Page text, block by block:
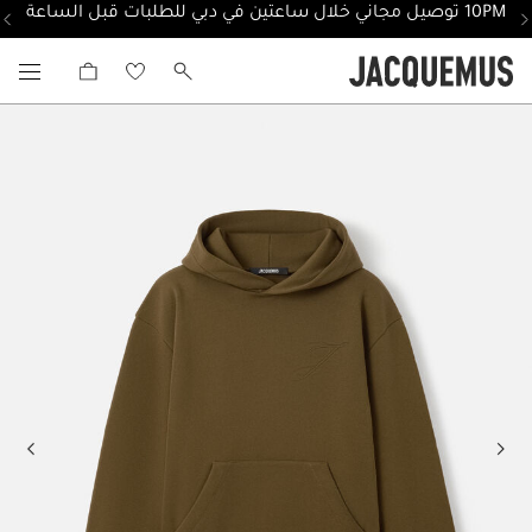
10PM توصيل مجاني خلال ساعتين في دبي للطلبات قبل الساعة